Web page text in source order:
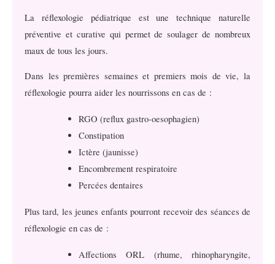
La réflexologie pédiatrique est une technique naturelle
préventive et curative qui permet de soulager de nombreux
maux de tous les jours.
Dans les premières semaines et premiers mois de vie, la
réflexologie pourra aider les nourrissons en cas de :
RGO (reflux gastro-oesophagien)
Constipation
Ictère (jaunisse)
Encombrement respiratoire
Percées dentaires
Plus tard, les jeunes enfants pourront recevoir des séances de
réflexologie en cas de :
Affections ORL (rhume, rhinopharyngite,